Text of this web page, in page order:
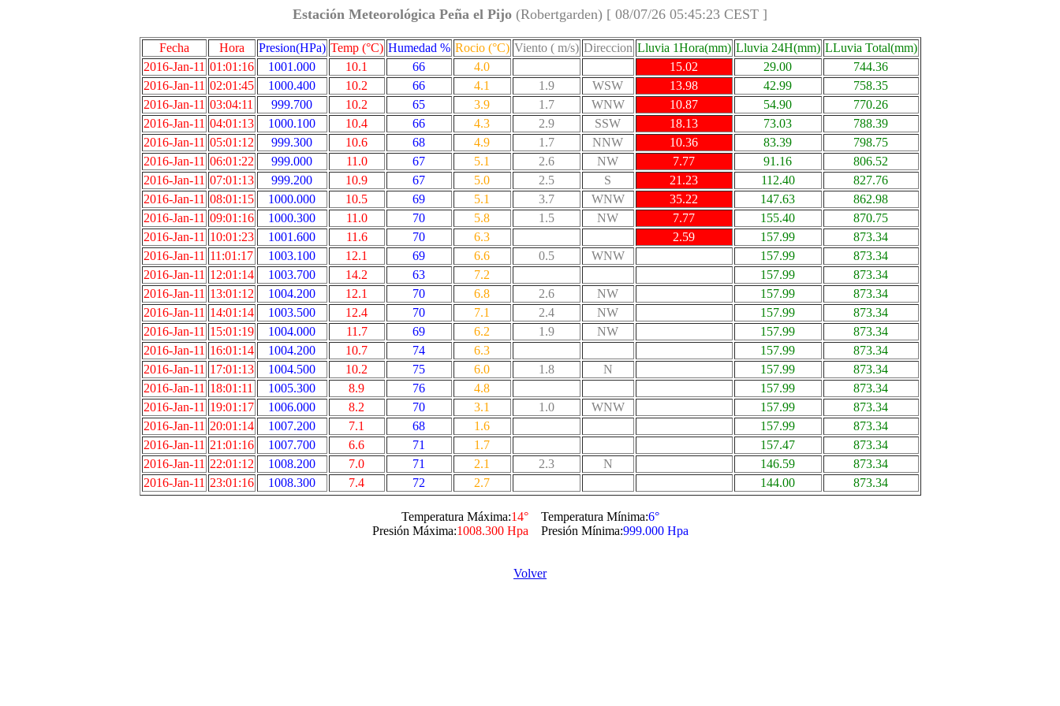
Estación Meteorológica Peña el Pijo (Robertgarden) [ 08/07/26 05:45:23 CEST ]
Fecha Hora Presion(HPa) Temp (°C) Humedad % Rocio (°C) Viento ( m/s) Direccion Lluvia 1Hora(mm) Lluvia 24H(mm) LLuvia Total(mm)
2016-Jan-11 01:01:16 1001.000 10.1 66 4.0 15.02 29.00
744.36
2016-Jan-11 02:01:45 1000.400 10.2 66 4.1 1.9 WSW 13.98 42.99
758.35
2016-Jan-11 03:04:11 999.700 10.2 65 3.9 1.7 WNW 10.87 54.90
770.26
2016-Jan-11 04:01:13 1000.100 10.4 66 4.3 2.9 SSW 18.13 73.03
788.39
2016-Jan-11 05:01:12 999.300 10.6 68 4.9 1.7 NNW 10.36 83.39
798.75
2016-Jan-11 06:01:22 999.000 11.0 67 5.1 2.6 NW 7.77 91.16
806.52
2016-Jan-11 07:01:13 999.200 10.9 67 5.0 2.5 S 21.23 112.40
827.76
2016-Jan-11 08:01:15 1000.000 10.5 69 5.1 3.7 WNW 35.22 147.63
862.98
2016-Jan-11 09:01:16 1000.300 11.0 70 5.8 1.5 NW 7.77 155.40
870.75
2016-Jan-11 10:01:23 1001.600 11.6 70 6.3 2.59 157.99
873.34
2016-Jan-11 11:01:17 1003.100 12.1 69 6.6 0.5 WNW 157.99
873.34
2016-Jan-11 12:01:14 1003.700 14.2 63 7.2 157.99
873.34
2016-Jan-11 13:01:12 1004.200 12.1 70 6.8 2.6 NW 157.99
873.34
2016-Jan-11 14:01:14 1003.500 12.4 70 7.1 2.4 NW 157.99
873.34
2016-Jan-11 15:01:19 1004.000 11.7 69 6.2 1.9 NW 157.99
873.34
2016-Jan-11 16:01:14 1004.200 10.7 74 6.3 157.99
873.34
2016-Jan-11 17:01:13 1004.500 10.2 75 6.0 1.8 N 157.99
873.34
2016-Jan-11 18:01:11 1005.300 8.9 76 4.8 157.99
873.34
2016-Jan-11 19:01:17 1006.000 8.2 70 3.1 1.0 WNW 157.99
873.34
2016-Jan-11 20:01:14 1007.200 7.1 68 1.6 157.99
873.34
2016-Jan-11 21:01:16 1007.700 6.6 71 1.7 157.47
873.34
2016-Jan-11 22:01:12 1008.200 7.0 71 2.1 2.3 N 146.59
873.34
2016-Jan-11 23:01:16 1008.300 7.4 72 2.7 144.00 873.34
Temperatura Máxima:14°Temperatura Mínima:6°
Presión Máxima:1008.300 Hpa Presión Mínima:999.000 Hpa
Volver